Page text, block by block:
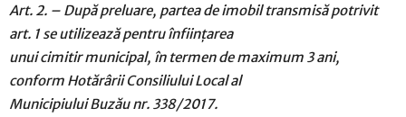
Art. 2. – După preluare, partea de imobil transmisă potrivit
art. 1 se utilizează pentru înființarea
unui cimitir municipal, în termen de maximum 3 ani,
conform Hotărârii Consiliului Local al
Municipiului Buzău nr. 338/2017.